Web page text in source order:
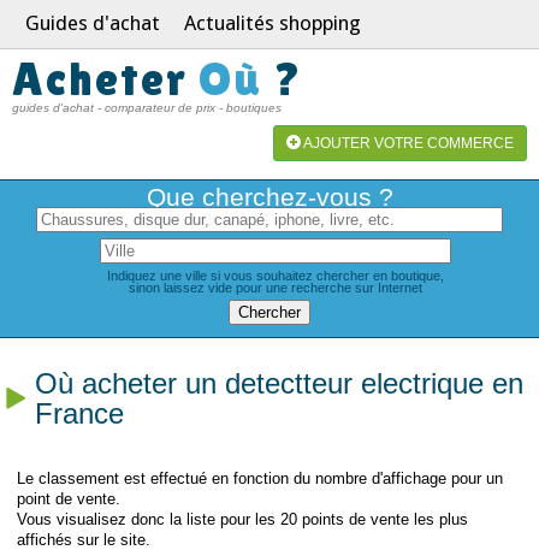
Guides d'achat Actualités shopping
Acheter Où ?
guides d'achat - comparateur de prix - boutiques
AJOUTER VOTRE COMMERCE
Que cherchez-vous ?
Indiquez une ville si vous souhaitez chercher en boutique,
sinon laissez vide pour une recherche sur Internet
Où acheter un detectteur electrique en
France
Le classement est effectué en fonction du nombre d'affichage pour un
point de vente.
Vous visualisez donc la liste pour les 20 points de vente les plus
affichés sur le site.